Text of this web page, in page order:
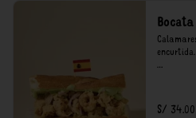
encurtida.
consumo.
S/ 34.00